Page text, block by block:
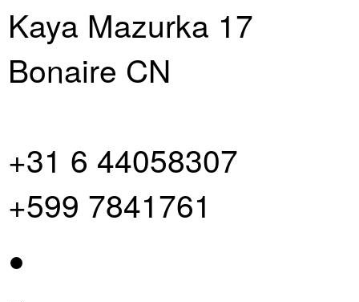
Kaya Mazurka 17
Bonaire CN
+31 6 44058307
+599 7841761